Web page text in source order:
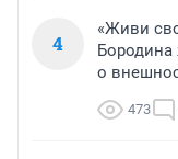
4
«Живи
Бородина
о
473